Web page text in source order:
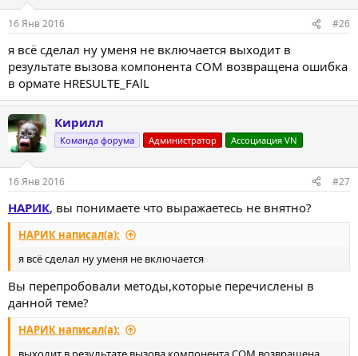
16 Янв 2016 #26
я всё сделал ну уменя не включается выходит в
результате вызова компонента СОМ возвращена ошибка
в ормате HRESULTE_FAlL
Кирилл
Команда форума Администратор Ассоциация VN
16 Янв 2016 #27
НАРИК, вы понимаете что выражаетесь не внятно?
НАРИК написал(а):
я всё сделал ну уменя не включается
Вы перепробовали методы,которые перечислены в
данной теме?
НАРИК написал(а):